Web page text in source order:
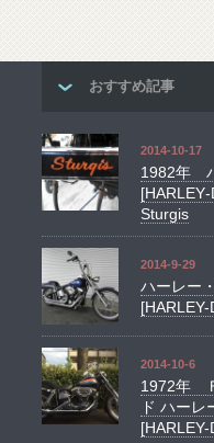
おすすめ記事
2014-10-17
1982年
Sturgis
2014-9-29
ハーレー
2014-10-6
1972年
ド ハーレ
[HARLEY-